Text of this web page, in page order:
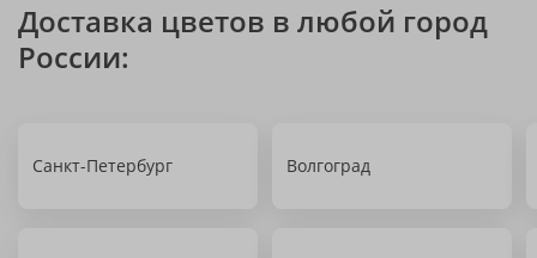
Доставка цветов в любой город
России:
Санкт-Петербург Волгоград